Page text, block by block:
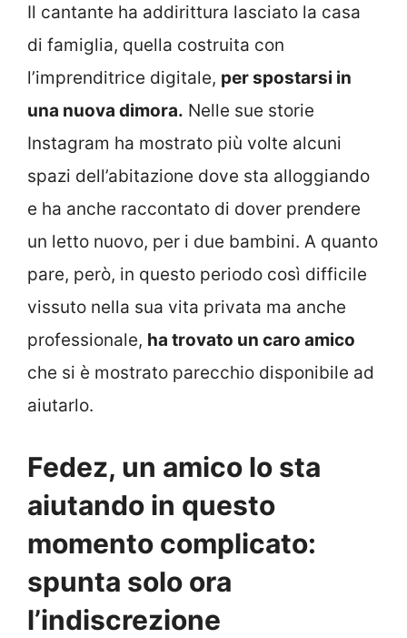
Il cantante ha addirittura lasciato la casa
di famiglia, quella costruita con
l’imprenditrice digitale, per spostarsi in
una nuova dimora. Nelle sue storie
Instagram ha mostrato più volte alcuni
spazi dell’abitazione dove sta alloggiando
e ha anche raccontato di dover prendere
un letto nuovo, per i due bambini. A quanto
pare, però, in questo periodo così difficile
vissuto nella sua vita privata ma anche
professionale, ha trovato un caro amico
che si è mostrato parecchio disponibile ad
aiutarlo.
Fedez, un amico lo sta
aiutando in questo
momento complicato:
spunta solo ora
l’indiscrezione